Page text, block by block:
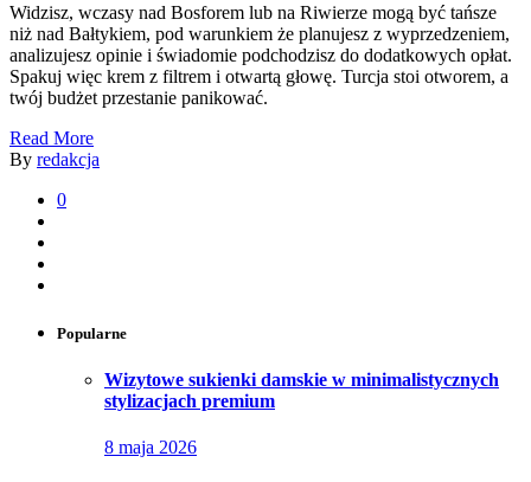
Widzisz, wczasy nad Bosforem lub na Riwierze mogą być tańsze
niż nad Bałtykiem, pod warunkiem że planujesz z wyprzedzeniem,
analizujesz opinie i świadomie podchodzisz do dodatkowych opłat.
Spakuj więc krem z filtrem i otwartą głowę. Turcja stoi otworem, a
twój budżet przestanie panikować.
Read More
By redakcja
0
Popularne
Wizytowe sukienki damskie w minimalistycznych
stylizacjach premium
8 maja 2026